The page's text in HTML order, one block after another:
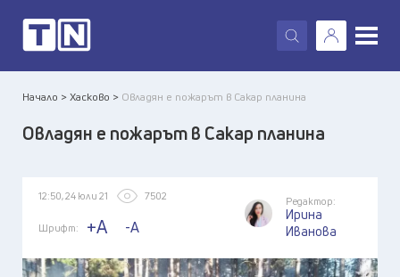
X
Начало >Хасково > Овладян е пожарът в Сакар планина
Овладян е пожарът в Сакар планина
12:50, 24 юли 21 7502
Шрифт: +A -A
Редактор:
Ирина
Иванова